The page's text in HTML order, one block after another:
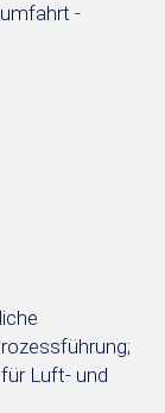
-
Luft- und